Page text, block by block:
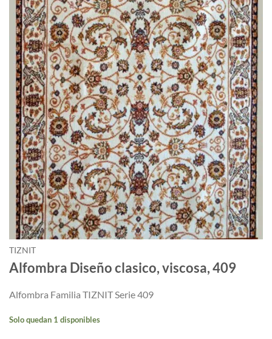
TIZNIT
Alfombra Diseño clasico, viscosa, 409
Alfombra Familia TIZNIT Serie 409
Solo quedan 1 disponibles